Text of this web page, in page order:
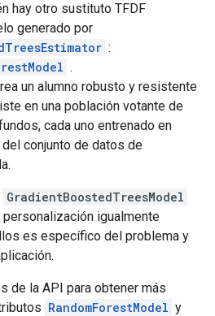
decorate the function with
could not transform
TensorFlow team. When
code
decorate the function with
could not transform <function
TensorFlow team. When
code
decorate the function with
- 0s
hay otro sustituto TFDF
generado por
:
.
un alumno robusto y resistente
en una población votante de
cada uno entrenado en
conjunto de datos de
GradientBoostedTreesModel
igualmente
es específico del problema y
de la API para obtener más
RandomForestModel y